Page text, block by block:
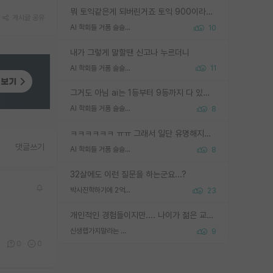
뭐 토익같은게 되버린거죠 토익 900이라고 영어잘하는건 아닙니다만 잘하는사람은 다 900을 넘는 그런
AI 학회들 거품 슬슬 지적이 나오네요 10
내가 그렇게 말할땐 신고나 누르더니
AI 학회들 거품 슬슬 지적이 나오네요 11
그거도 아님 ai는 1등부터 9등까지 다 있음 그거도 없는 사람은 뭐냐 교수가 그냥 못하게 한거 1등급도 교수가 막으면 안됨
AI 학회들 거품 슬슬 지적이 나오네요 8
ㅋㅋㅋㅋㅋㅋ ㅠㅠ 그래서 일단 유명해지는게 중요한거같습니다
AI 학회들 거품 슬슬 지적이 나오네요 8
32살에도 이런 질문을 하는군요...?
박사진학하기에 2억은 괜찮은 (?) 정도의 경제력인가요 23
개인적인 경험들이지만.... 나이가 젊은 교수일수록 꼰대라는 가면을 쓴 채로 무례함을 행동하는 경우가 거의 90% 정도였음. 나이가 어린데 다른 또래들과 달리 명예, 권력, 재력까지 얻었으니 세상 다 가진 기분이겠지. 오히러 나이 든 교수들이 행동과 말을 더 조심하시더라.
신생랩가지말라는 이유가 있었구나 9
댓글쓰기